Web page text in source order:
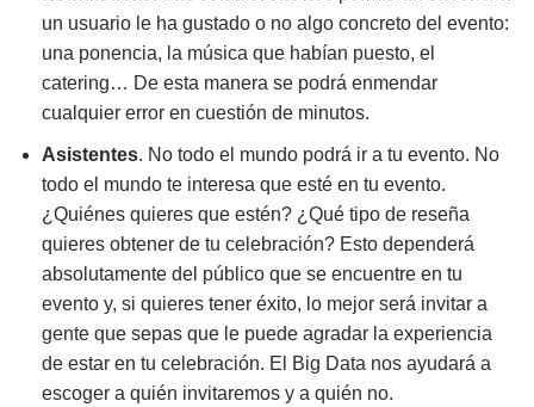
un usuario le ha gustado o no algo concreto del evento:
una ponencia, la música que habían puesto, el
catering… De esta manera se podrá enmendar
cualquier error en cuestión de minutos.
Asistentes. No todo el mundo podrá ir a tu evento. No
todo el mundo te interesa que esté en tu evento.
¿Quiénes quieres que estén? ¿Qué tipo de reseña
quieres obtener de tu celebración? Esto dependerá
absolutamente del público que se encuentre en tu
evento y, si quieres tener éxito, lo mejor será invitar a
gente que sepas que le puede agradar la experiencia
de estar en tu celebración. El Big Data nos ayudará a
escoger a quién invitaremos y a quién no.